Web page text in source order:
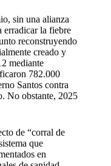
sin una alianza
erradicar la fiebre
reconstruyendo
creado y
mediante
782.000
Santos contra
No obstante, 2025
de “corral de
que
en